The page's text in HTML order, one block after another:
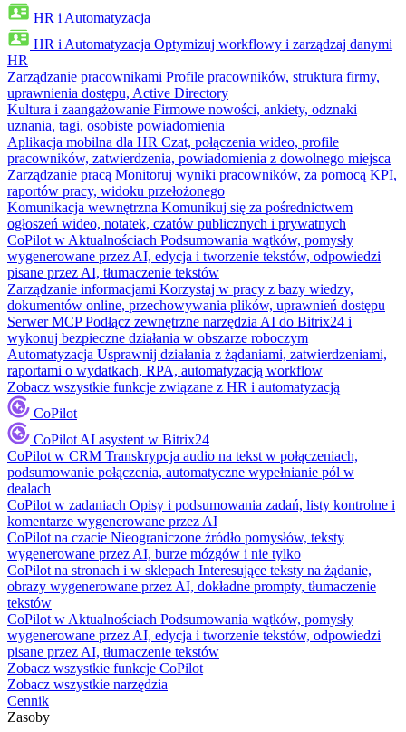
HR i Automatyzacja
HR i Automatyzacja Optymizuj workflowy i zarządzaj danymi
HR
Zarządzanie pracownikami Profile pracowników, struktura firmy,
uprawnienia dostępu, Active Directory
Kultura i zaangażowanie Firmowe nowości, ankiety, odznaki
uznania, tagi, osobiste powiadomienia
Aplikacja mobilna dla HR Czat, połączenia wideo, profile
pracowników, zatwierdzenia, powiadomienia z dowolnego miejsca
Zarządzanie pracą Monitoruj wyniki pracowników, za pomocą KPI,
raportów pracy, widoku przełożonego
Komunikacja wewnętrzna Komunikuj się za pośrednictwem
ogłoszeń wideo, notatek, czatów publicznych i prywatnych
CoPilot w Aktualnościach Podsumowania wątków, pomysły
wygenerowane przez AI, edycja i tworzenie tekstów, odpowiedzi
pisane przez AI, tłumaczenie tekstów
Zarządzanie informacjami Korzystaj w pracy z bazy wiedzy,
dokumentów online, przechowywania plików, uprawnień dostępu
Serwer MCP Podłącz zewnętrzne narzędzia AI do Bitrix24 i
wykonuj bezpieczne działania w obszarze roboczym
Automatyzacja Usprawnij działania z żądaniami, zatwierdzeniami,
raportami o wydatkach, RPA, automatyzacją workflow
Zobacz wszystkie funkcje związane z HR i automatyzacją
CoPilot
CoPilot AI asystent w Bitrix24
CoPilot w CRM Transkrypcja audio na tekst w połączeniach,
podsumowanie połączenia, automatyczne wypełnianie pól w
dealach
CoPilot w zadaniach Opisy i podsumowania zadań, listy kontrolne i
komentarze wygenerowane przez AI
CoPilot na czacie Nieograniczone źródło pomysłów, teksty
wygenerowane przez AI, burze mózgów i nie tylko
CoPilot na stronach i w sklepach Interesujące teksty na żądanie,
obrazy wygenerowane przez AI, dokładne prompty, tłumaczenie
tekstów
CoPilot w Aktualnościach Podsumowania wątków, pomysły
wygenerowane przez AI, edycja i tworzenie tekstów, odpowiedzi
pisane przez AI, tłumaczenie tekstów
Zobacz wszystkie funkcje CoPilot
Zobacz wszystkie narzędzia
Cennik
Zasoby